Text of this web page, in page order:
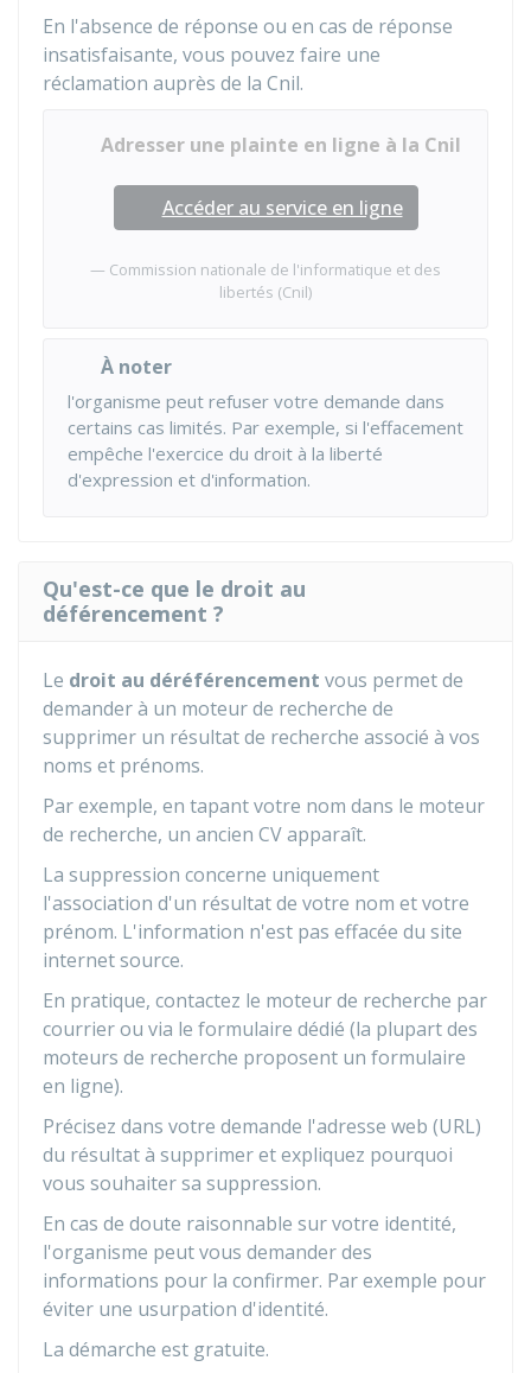
En l'absence de réponse ou en cas de réponse
insatisfaisante, vous pouvez faire une
réclamation auprès de la Cnil.
Adresser une plainte en ligne à la Cnil
Accéder au service en ligne
Commission nationale de l'informatique et des
libertés (Cnil)
À noter
l'organisme peut refuser votre demande dans
certains cas limités. Par exemple, si l'effacement
empêche l'exercice du droit à la liberté
d'expression et d'information.
Qu'est-ce que le droit au
déférencement ?
Le droit au déréférencement vous permet de
demander à un moteur de recherche de
supprimer un résultat de recherche associé à vos
noms et prénoms.
Par exemple, en tapant votre nom dans le moteur
de recherche, un ancien CV apparaît.
La suppression concerne uniquement
l'association d'un résultat de votre nom et votre
prénom. L'information n'est pas effacée du site
internet source.
En pratique, contactez le moteur de recherche par
courrier ou via le formulaire dédié (la plupart des
moteurs de recherche proposent un formulaire
en ligne).
Précisez dans votre demande l'adresse web (URL)
du résultat à supprimer et expliquez pourquoi
vous souhaiter sa suppression.
En cas de doute raisonnable sur votre identité,
l'organisme peut vous demander des
informations pour la confirmer. Par exemple pour
éviter une usurpation d'identité.
La démarche est gratuite.